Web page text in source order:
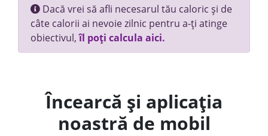
Dacă vrei să afli necesarul tău caloric și de
câte calorii ai nevoie zilnic pentru a-ți atinge
obiectivul,îl poți calcula aici.
Încearcă și aplicația
noastră de mobil